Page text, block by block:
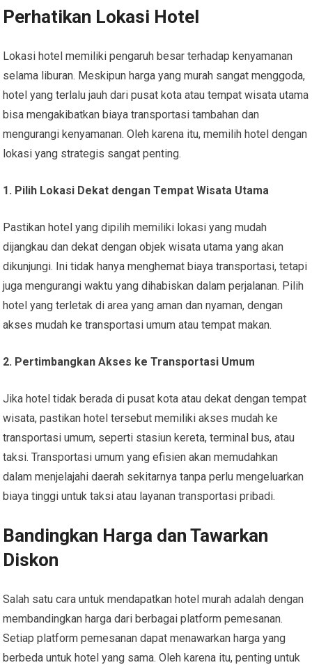
Perhatikan Lokasi Hotel
Lokasi hotel memiliki pengaruh besar terhadap kenyamanan
selama liburan. Meskipun harga yang murah sangat menggoda,
hotel yang terlalu jauh dari pusat kota atau tempat wisata utama
bisa mengakibatkan biaya transportasi tambahan dan
mengurangi kenyamanan. Oleh karena itu, memilih hotel dengan
lokasi yang strategis sangat penting.
1. Pilih Lokasi Dekat dengan Tempat Wisata Utama
Pastikan hotel yang dipilih memiliki lokasi yang mudah
dijangkau dan dekat dengan objek wisata utama yang akan
dikunjungi. Ini tidak hanya menghemat biaya transportasi, tetapi
juga mengurangi waktu yang dihabiskan dalam perjalanan. Pilih
hotel yang terletak di area yang aman dan nyaman, dengan
akses mudah ke transportasi umum atau tempat makan.
2. Pertimbangkan Akses ke Transportasi Umum
Jika hotel tidak berada di pusat kota atau dekat dengan tempat
wisata, pastikan hotel tersebut memiliki akses mudah ke
transportasi umum, seperti stasiun kereta, terminal bus, atau
taksi. Transportasi umum yang efisien akan memudahkan
dalam menjelajahi daerah sekitarnya tanpa perlu mengeluarkan
biaya tinggi untuk taksi atau layanan transportasi pribadi.
Bandingkan Harga dan Tawarkan
Diskon
Salah satu cara untuk mendapatkan hotel murah adalah dengan
membandingkan harga dari berbagai platform pemesanan.
Setiap platform pemesanan dapat menawarkan harga yang
berbeda untuk hotel yang sama. Oleh karena itu, penting untuk